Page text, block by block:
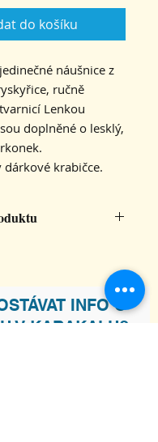
do košíku
náušnice z
ručně
Lenkou
doplněné o lesklý,
dárkové krabičce.
cm na stříbrném
podlouhlým
délka naušnice
INFO O
V KARAKALU?